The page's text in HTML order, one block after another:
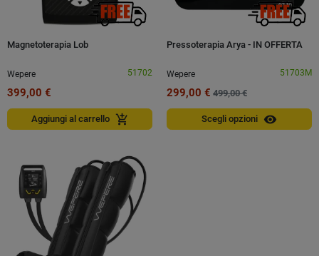
Magnetoterapia Lob
Wepere 51702
399,00 €
Aggiungi al carrello add_shopping_cart
Pressoterapia Arya - IN OFFERTA
Wepere 51703M
299,00 € 499,00 €
Scegli opzioni visibility